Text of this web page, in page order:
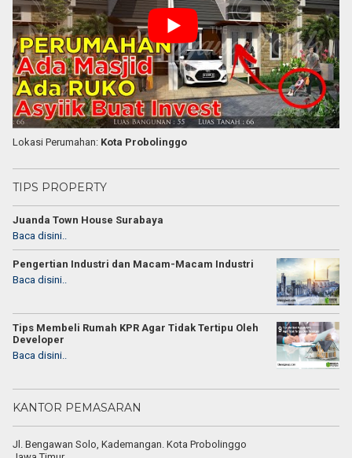
Lokasi Perumahan: Kota Probolinggo
TIPS PROPERTY
Juanda Town House Surabaya
Baca disini..
Pengertian Industri dan Macam-Macam Industri
Baca disini..
Tips Membeli Rumah KPR Agar Tidak Tertipu Oleh
Developer
Baca disini..
KANTOR PEMASARAN
Jl. Bengawan Solo, Kademangan. Kota Probolinggo